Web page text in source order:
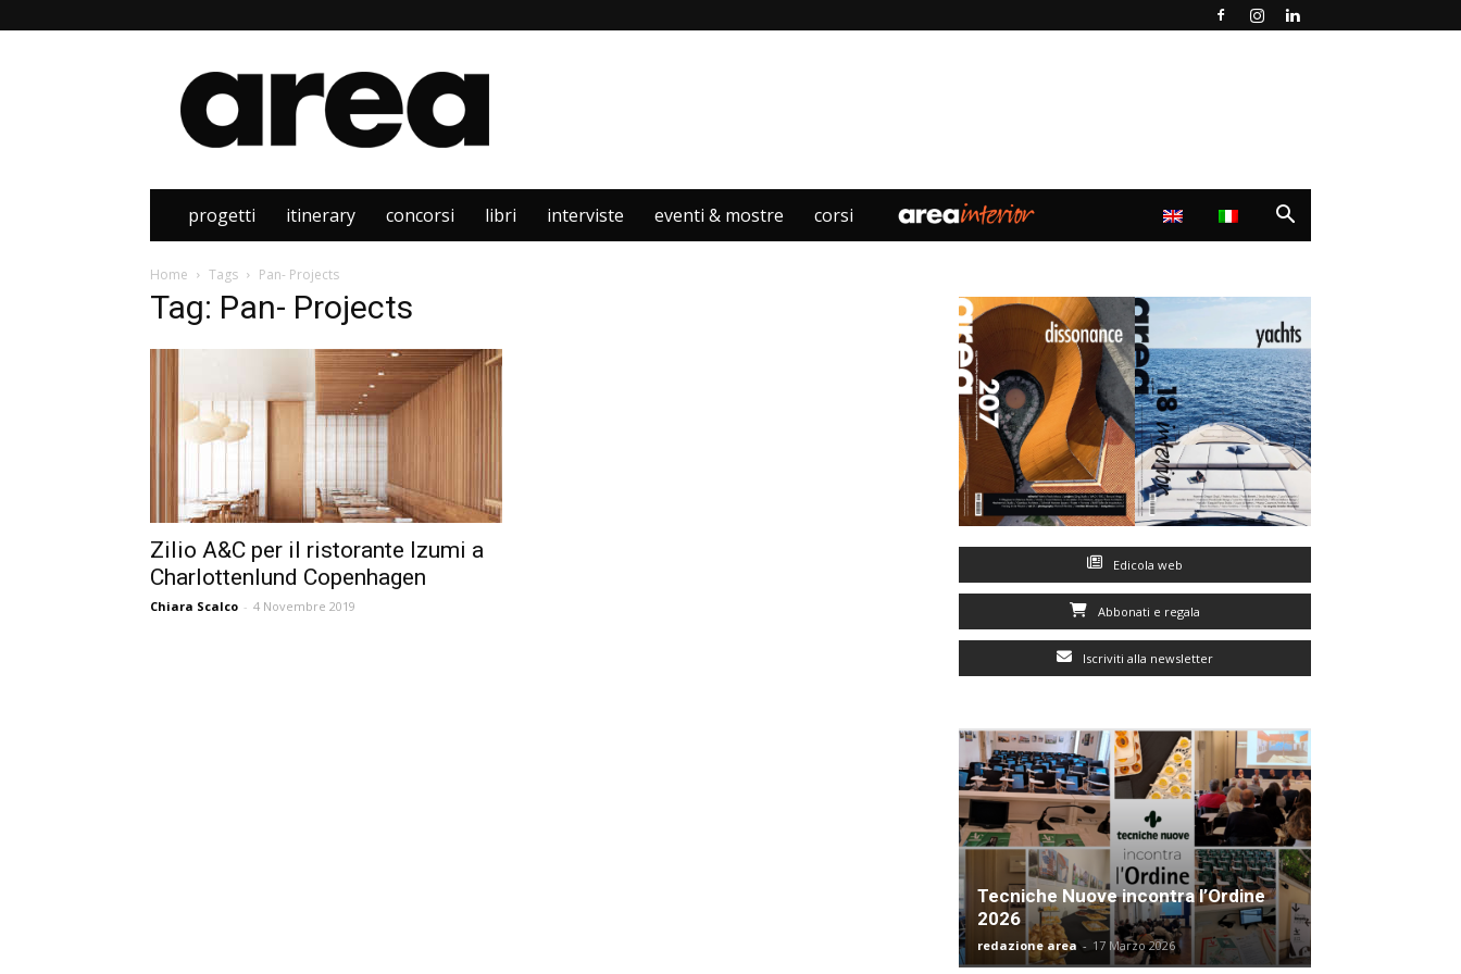
Area
progetti itinerary concorsi libri interviste eventi & mostre corsi
Home Tags Pan- Projects
Tag: Pan- Projects
Zilio A&C per il ristorante Izumi a
Charlottenlund Copenhagen
Chiara Scalco - 4 Novembre 2019
Edicola web
Abbonati e regala
Iscriviti alla newsletter
Tecniche Nuove incontra l’Ordine
2026
redazione area - 17 Marzo 2026